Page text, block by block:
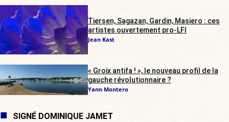
Tiersen, Sagazan, Gardin, Masiero : ces
artistes ouvertement pro-LFI
Jean Kast
« Groix antifa ! », le nouveau profil de la
gauche révolutionnaire ?
Yann Montero
SIGNÉ DOMINIQUE JAMET